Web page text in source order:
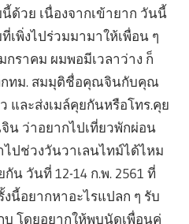
ด้วย เนื่องจากเข้ายาก วันนี้
เพิ่งไปร่วมมามาให้เพื่อน ๆ
ราคม ผมพอมีเวลาว่าง ก็
กทม. สมมุติชื่อคุณจินกับคุณ
และส่งเมล์คุยกันหรือโทร.คุย
ว่าอยากไปเที่ยวพักผ่อน
ปช่วงวันวาเลนไทม์ได้ไหม
น วันที่ 12-14 ก.พ. 2561 ที่
อยากหาอะไรแปลก ๆ รับ
โดยอยากให้พบนัดเพื่อนคู่